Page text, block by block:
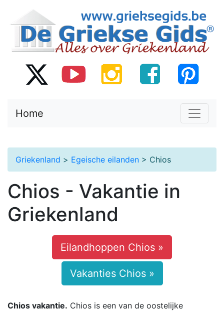
Home
Griekenland > Egeische eilanden > Chios
Chios - Vakantie in
Griekenland
Eilandhoppen Chios »
Vakanties Chios »
Chios vakantie. Chios is een van de oostelijke